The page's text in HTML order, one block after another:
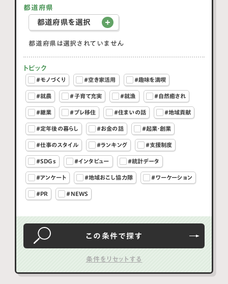
都道府県
都道府県を選択
都道府県は選択されていません
トピック
#モノづくり #空き家活用 #趣味を満喫
#就農 #子育て充実 #就漁 #自然癒され
#継業 #プレ移住 #住まいの話 #地域貢献
#定年後の暮らし #お金の話 #起業・創業
#仕事のスタイル #ランキング #支援制度
#SDGs #インタビュー #統計データ
#アンケート #地域おこし協力隊 #ワーケーション
#PR #NEWS
この条件で探す